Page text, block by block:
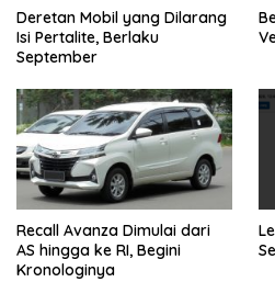
Deretan Mobil yang Dilarang
Isi Pertalite, Berlaku
September
Recall Avanza Dimulai dari
AS hingga ke RI, Begini
Kronologinya